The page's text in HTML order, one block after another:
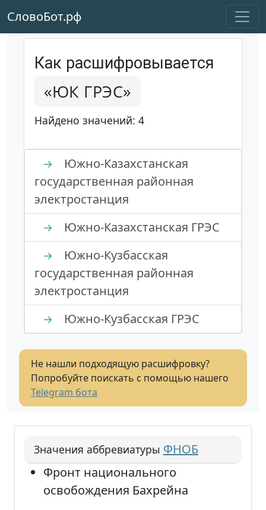
СловоБот.рф
Как расшифровывается
«ЮК ГРЭС»
Найдено значений: 4
→
Южно-Казахстанская
государственная районная
электростанция
→ Южно-Казахстанская ГРЭС
→
Южно-Кузбасская
государственная районная
электростанция
→ Южно-Кузбасская ГРЭС
Не нашли подходящую расшифровку?
Попробуйте поискать с помощью нашего
Telegram бота
Значения аббревиатуры ФНОБ
Фронт национального
освобождения Бахрейна